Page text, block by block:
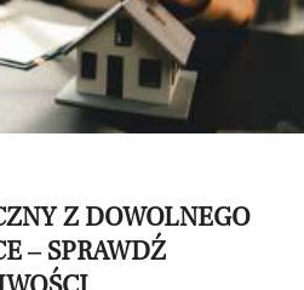
Z DOWOLNEGO
– SPRAWDŹ